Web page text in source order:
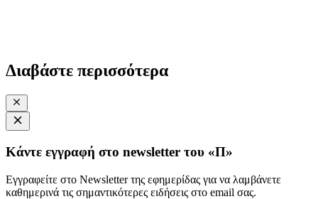
Διαβάστε περισσότερα
Κάντε εγγραφή στο newsletter του «Π»
Εγγραφείτε στο Newsletter της εφημερίδας για να λαμβάνετε
καθημερινά τις σημαντικότερες ειδήσεις στο email σας.